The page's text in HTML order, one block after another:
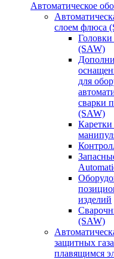
Автоматическое
слоем флюса
Головки
(SAW)
для
сварки
(SAW)
Каретки
изделий
(SAW)
защитных
плавящимся